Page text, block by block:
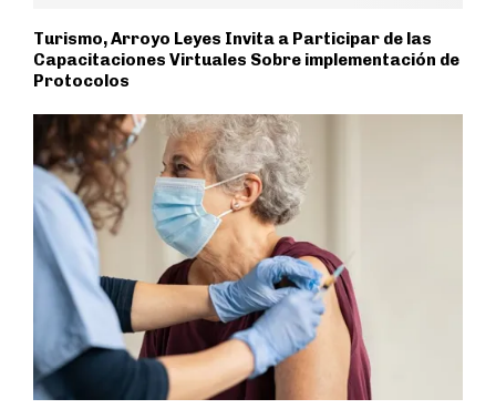
Turismo, Arroyo Leyes Invita a Participar de las
Capacitaciones Virtuales Sobre implementación de
Protocolos